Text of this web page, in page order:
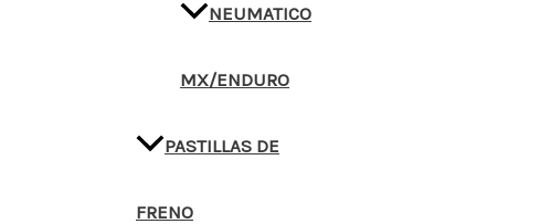
NEUMATICO
MX/ENDURO
PASTILLAS DE
FRENO